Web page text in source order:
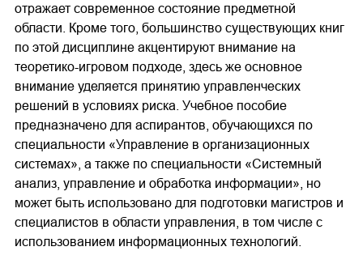
отражает современное состояние предметной
области. Кроме того, большинство существующих книг
по этой дисциплине акцентируют внимание на
теоретико-игровом подходе, здесь же основное
внимание уделяется принятию управленческих
решений в условиях риска. Учебное пособие
предназначено для аспирантов, обучающихся по
специальности «Управление в организационных
системах», а также по специальности «Системный
анализ, управление и обработка информации», но
может быть использовано для подготовки магистров и
специалистов в области управления, в том числе с
использованием информационных технологий.